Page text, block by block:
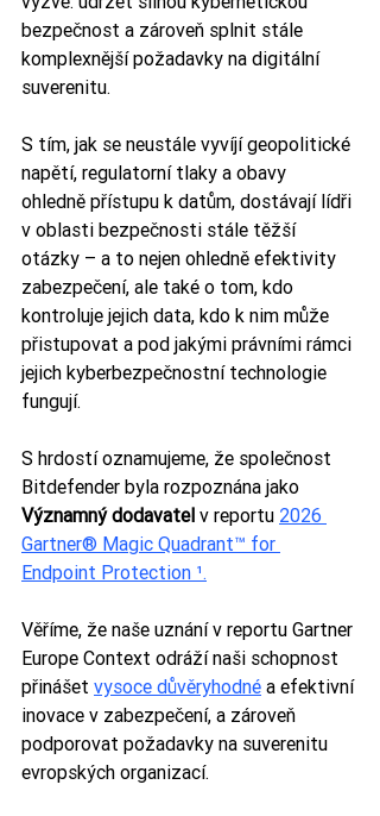
bezpečnost a zároveň splnit stále
komplexnější požadavky na digitální
suverenitu.
S tím, jak se neustále vyvíjí geopolitické
napětí, regulatorní tlaky a obavy
ohledně přístupu k datům, dostávají lídři
v oblasti bezpečnosti stále těžší
otázky – a to nejen ohledně efektivity
zabezpečení, ale také o tom, kdo
kontroluje jejich data, kdo k nim může
přistupovat a pod jakými právními rámci
jejich kyberbezpečnostní technologie
fungují.
S hrdostí oznamujeme, že společnost
Bitdefender byla rozpoznána jako
Významný dodavatel v reportu 2026
Gartner® Magic Quadrant™ for
Endpoint Protection ¹.
Věříme, že naše uznání v reportu Gartner
Europe Context odráží naši schopnost
přinášet vysoce důvěryhodné a efektivní
inovace v zabezpečení, a zároveň
podporovat požadavky na suverenitu
evropských organizací.